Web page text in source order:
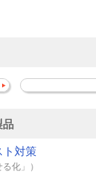
品
ト対策
化」）